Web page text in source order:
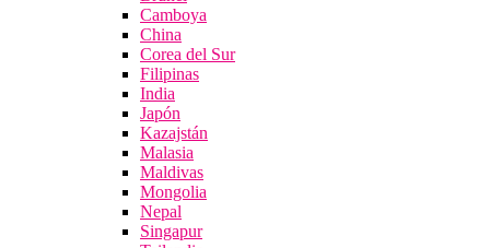
Camboya
China
Corea del Sur
Filipinas
India
Japón
Kazajstán
Malasia
Maldivas
Mongolia
Nepal
Singapur